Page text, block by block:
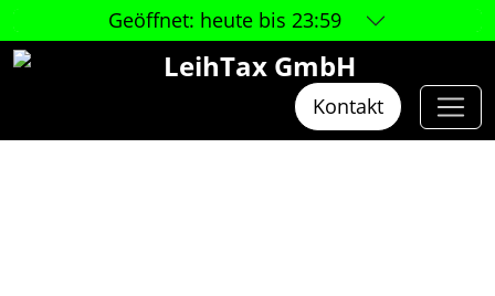
Geöffnet: heute bis 23:59
LeihTax GmbH
Kontakt